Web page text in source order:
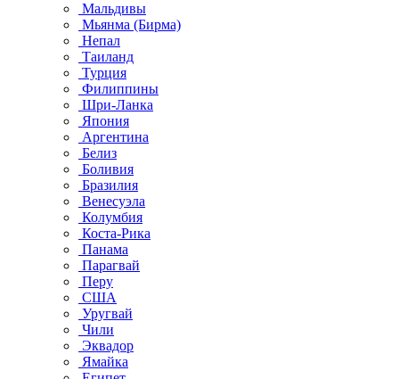
Мальдивы
Мьянма (Бирма)
Непал
Таиланд
Турция
Филиппины
Шри-Ланка
Япония
Аргентина
Белиз
Боливия
Бразилия
Венесуэла
Колумбия
Коста-Рика
Панама
Парагвай
Перу
США
Уругвай
Чили
Эквадор
Ямайка